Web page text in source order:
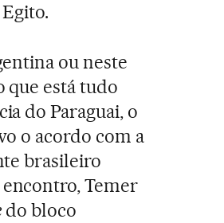
ou neste
que está tudo
do Paraguai, o
o acordo com a
brasileiro
Temer
do bloco